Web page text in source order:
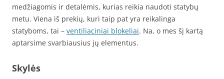
medžiagomis ir detalėmis, kurias reikia naudoti statybų
metu. Viena iš prekių, kuri taip pat yra reikalinga
statyboms, tai – ventiliaciniai blokeliai. Na, o mes šį kartą
aptarsime svarbiausius jų elementus.
Skylės